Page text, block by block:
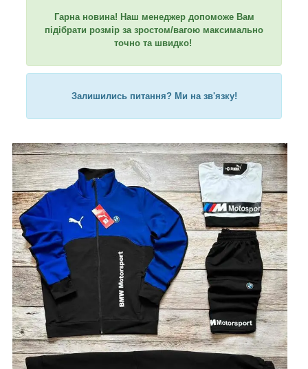
Гарна новина! Наш менеджер допоможе Вам
підібрати розмір за зростом/вагою максимально
точно та швидко!
Залишились питання? Ми на зв'язку!